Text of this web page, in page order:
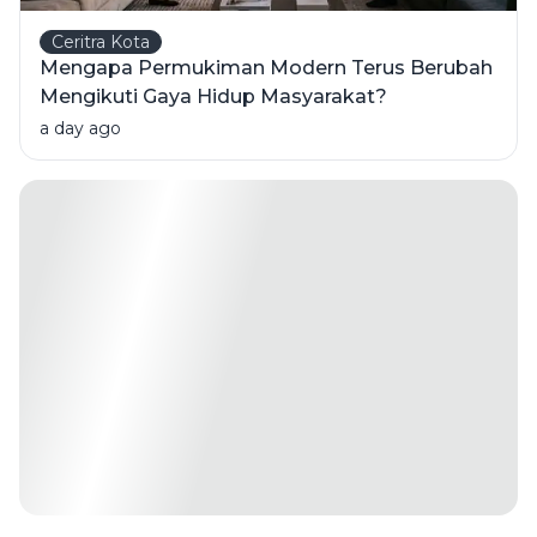
Ceritra Kota
Mengapa Permukiman Modern Terus Berubah
Mengikuti Gaya Hidup Masyarakat?
a day ago